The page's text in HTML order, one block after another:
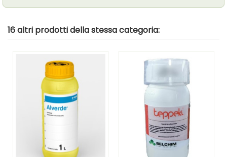
16 altri prodotti della stessa categoria: